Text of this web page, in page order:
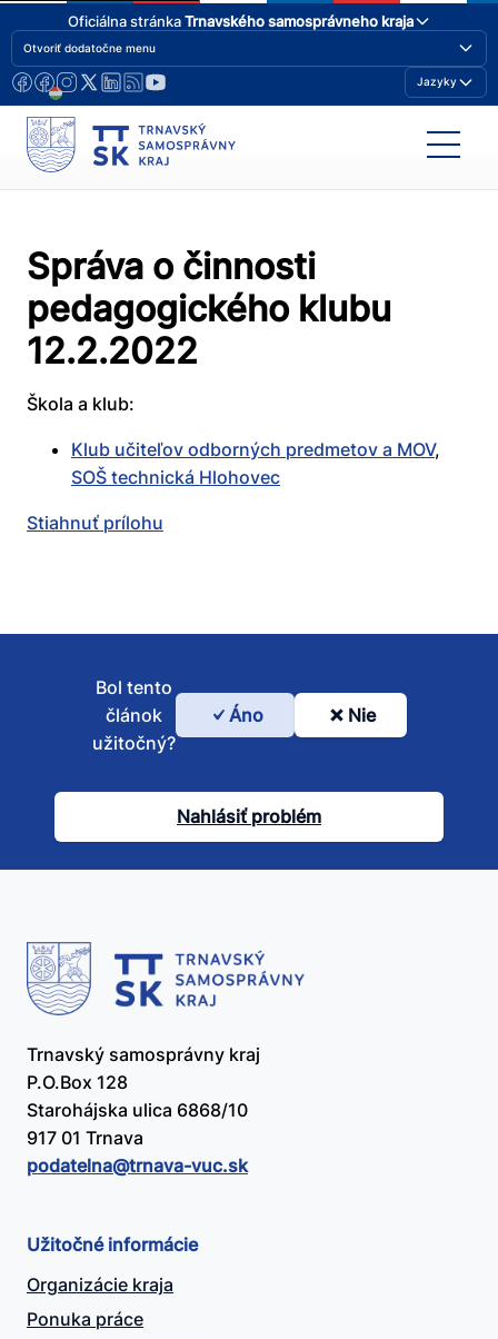
Oficiálna stránkaTrnavského samosprávneho kraja
Otvoriť dodatočne menu
Jazyky
Správa o činnosti
pedagogického klubu
12.2.2022
Škola a klub:
Klub učiteľov odborných predmetov a MOV,
SOŠ technická Hlohovec
Stiahnuť prílohu
Bol
článok
užitočný?
Bol tento
článok
užitočný?
Áno Nie
Nahlásiť problém
Trnavský samosprávny kraj
P.O.Box 128
Starohájska ulica 6868/10
917 01 Trnava
podatelna@​trnava-vuc.sk
Užitočné informácie
Organizácie kraja
Ponuka práce